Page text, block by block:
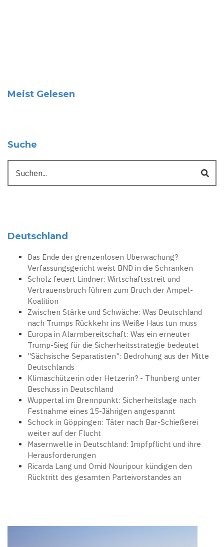
Meist Gelesen
Suche
Deutschland
Das Ende der grenzenlosen Überwachung?
Verfassungsgericht weist BND in die Schranken
Scholz feuert Lindner: Wirtschaftsstreit und
Vertrauensbruch führen zum Bruch der Ampel-
Koalition
Zwischen Stärke und Schwäche: Was Deutschland
nach Trumps Rückkehr ins Weiße Haus tun muss
Europa in Alarmbereitschaft: Was ein erneuter
Trump-Sieg für die Sicherheitsstrategie bedeutet
"Sächsische Separatisten": Bedrohung aus der Mitte
Deutschlands
Klimaschützerin oder Hetzerin? - Thunberg unter
Beschuss in Deutschland
Wuppertal im Brennpunkt: Sicherheitslage nach
Festnahme eines 15-Jährigen angespannt
Schock in Göppingen: Täter nach Bar-Schießerei
weiter auf der Flucht
Masernwelle in Deutschland: Impfpflicht und ihre
Herausforderungen
Ricarda Lang und Omid Nouripour kündigen den
Rücktritt des gesamten Parteivorstandes an